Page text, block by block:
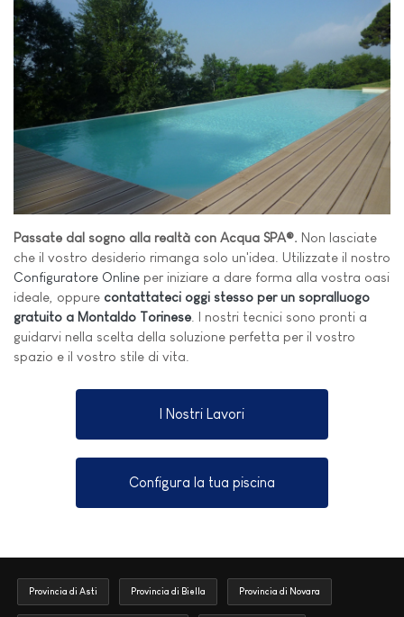
Passate dal sogno alla realtà con Acqua SPA®. Non lasciate
che il vostro desiderio rimanga solo un'idea. Utilizzate il nostro
Configuratore Online per iniziare a dare forma alla vostra oasi
ideale, oppure contattateci oggi stesso per un sopralluogo
gratuito a Montaldo Torinese . I nostri tecnici sono pronti a
guidarvi nella scelta della soluzione perfetta per il vostro
spazio e il vostro stile di vita.
I Nostri Lavori
Configura la tua piscina
Provincia di Asti Provincia di Biella Provincia di Novara